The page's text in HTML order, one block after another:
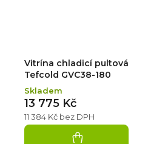
Vitrína chladicí pultová
Tefcold GVC38-180
Skladem
11 384 Kč bez DPH
13 775 Kč